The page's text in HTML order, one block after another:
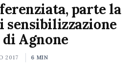
parte la
sensibilizzazione
Agnone
2017 6 MIN